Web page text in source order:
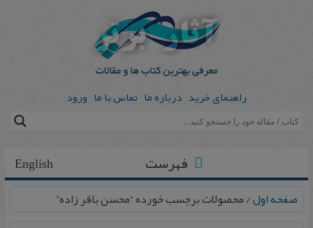
راهنمای خرید درباره ما تماس با ما ورود
English فهرست
صفحه اول/ محصولات برچسب خورده “محسن باقر زاده”